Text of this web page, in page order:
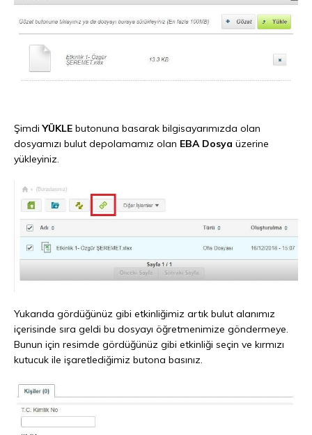
ŞimdiYÜKLE butonuna basarak bilgisayarımızda olan
dosyamızı bulut depolamamız olan EBA Dosya üzerine
yükleyiniz.
Yukarıda gördüğünüz gibi etkinliğimiz artık bulut alanımız
içerisinde sıra geldi bu dosyayı öğretmenimize göndermeye.
Bunun için resimde gördüğünüz gibi etkinliği seçin ve kırmızı
kutucuk ile işaretlediğimiz butona basınız.